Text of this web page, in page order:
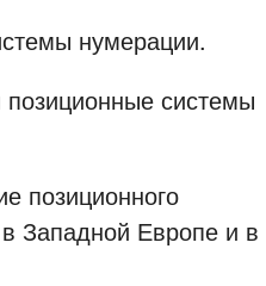
нумерации.
системы
позиционного
Западной Европе и в